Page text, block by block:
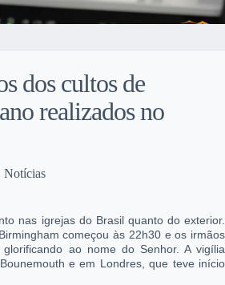
dos cultos de
realizados no
Notícias
nas igrejas do Brasil quanto do exterior.
começou às 22h30 e os irmãos
ao nome do Senhor. A vigília
e em Londres, que teve início